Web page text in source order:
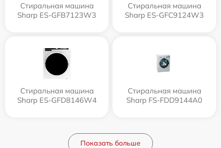
Стиральная машина
Sharp ES-GFB7123W3
Стиральная машина
Sharp ES-GFC9124W3
Стиральная машина
Sharp ES-GFD8146W4
Стиральная машина
Sharp FS-FDD9144A0
Показать больше